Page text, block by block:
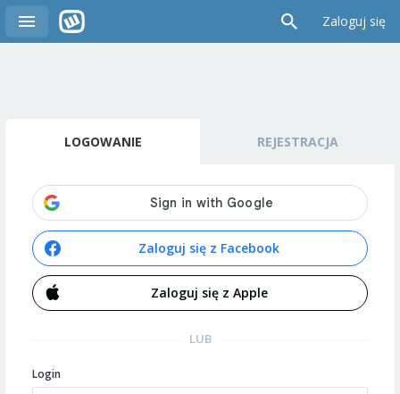
Zaloguj się
LOGOWANIE REJESTRACJA
Zaloguj się z Facebook
Zaloguj się z Apple
LUB
Login